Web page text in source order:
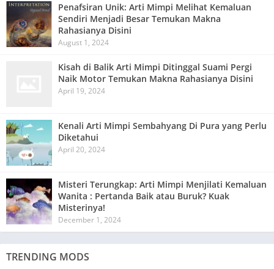
Penafsiran Unik: Arti Mimpi Melihat Kemaluan
Sendiri Menjadi Besar Temukan Makna
Rahasianya Disini
August 1, 2024
Kisah di Balik Arti Mimpi Ditinggal Suami Pergi
Naik Motor Temukan Makna Rahasianya Disini
April 19, 2024
Kenali Arti Mimpi Sembahyang Di Pura yang Perlu
Diketahui
April 20, 2024
Misteri Terungkap: Arti Mimpi Menjilati Kemaluan
Wanita : Pertanda Baik atau Buruk? Kuak
Misterinya!
December 1, 2024
TRENDING MODS